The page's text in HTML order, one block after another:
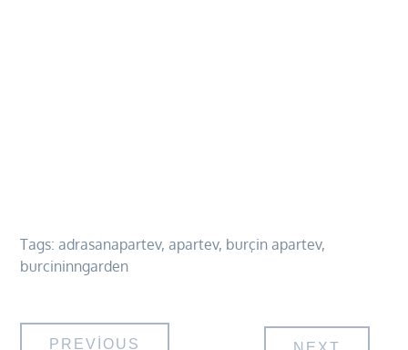
Tags:adrasanapartev,apartev, burçin apartev,
burcininngarden
PREVIOUS